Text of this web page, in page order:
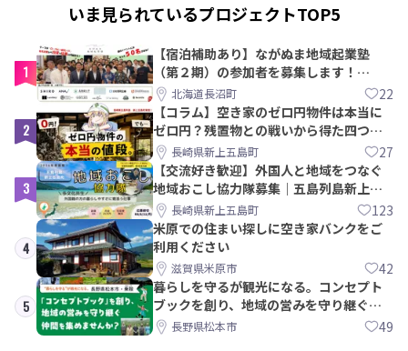
いま見られているプロジェクトTOP5
1
【宿泊補助あり】ながぬま地域起業塾
（第２期）の参加者を募集します！
【8/21〆】
北海道長沼町 22
2
【コラム】空き家のゼロ円物件は本当に
ゼロ円？残置物との戦いから得た四つの
教訓｜新上五島町
長崎県新上五島町 27
3
【交流好き歓迎】外国人と地域をつなぐ
地域おこし協力隊募集｜五島列島新上五
島町長崎県新上五島町 123
4
米原での住まい探しに空き家バンクをご
利用ください
滋賀県米原市 42
5
暮らしを守るが観光になる。コンセプト
ブックを創り、地域の営みを守り継ぐ仲
間を集めませんか？
長野県松本市 49